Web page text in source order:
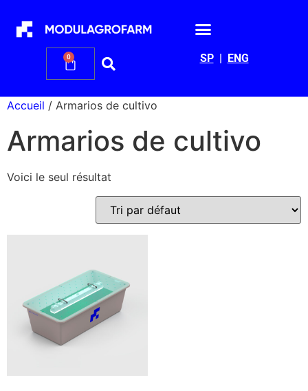
0 SP| ENG
Accueil / Armarios de cultivo
Armarios de cultivo
Voici le seul résultat